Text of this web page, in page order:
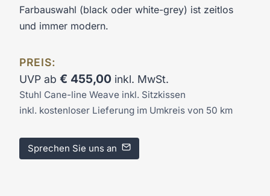
Farbauswahl (black oder white-grey) ist zeitlos
und immer modern.
PREIS:
UVP ab € 455,00 inkl. MwSt.
Stuhl Cane-line Weave inkl. Sitzkissen
inkl. kostenloser Lieferung im Umkreis von 50 km
Sprechen Sie uns an